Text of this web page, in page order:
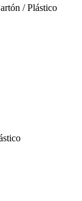
/ Plástico